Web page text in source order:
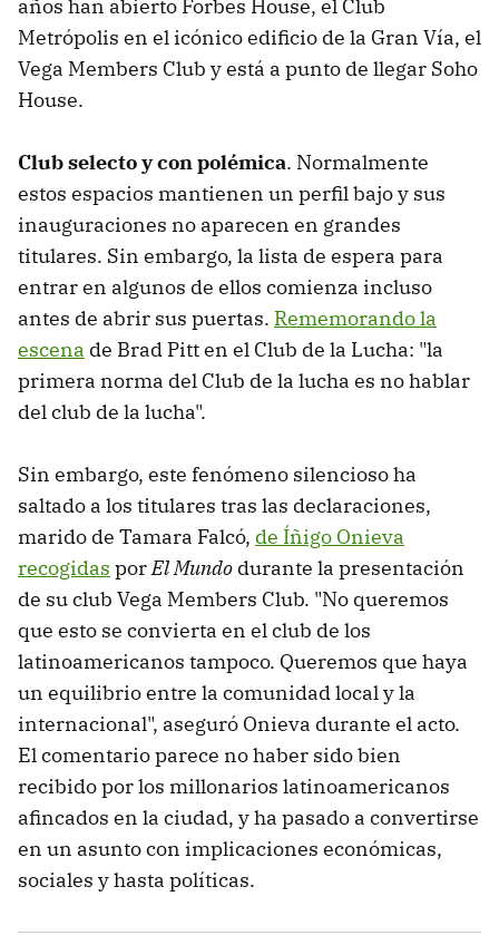
años han abierto Forbes House, el Club
Metrópolis en el icónico edificio de la Gran Vía, el
Vega Members Club y está a punto de llegar Soho
House.
Club selecto y con polémica. Normalmente
estos espacios mantienen un perfil bajo y sus
inauguraciones no aparecen en grandes
titulares. Sin embargo, la lista de espera para
entrar en algunos de ellos comienza incluso
antes de abrir sus puertas. Rememorando la
escena de Brad Pitt en el Club de la Lucha: "la
primera norma del Club de la lucha es no hablar
del club de la lucha".
Sin embargo, este fenómeno silencioso ha
saltado a los titulares tras las declaraciones,
marido de Tamara Falcó, de Íñigo Onieva
recogidas porEl Mundo durante la presentación
de su club Vega Members Club. "No queremos
que esto se convierta en el club de los
latinoamericanos tampoco. Queremos que haya
un equilibrio entre la comunidad local y la
internacional", aseguró Onieva durante el acto.
El comentario parece no haber sido bien
recibido por los millonarios latinoamericanos
afincados en la ciudad, y ha pasado a convertirse
en un asunto con implicaciones económicas,
sociales y hasta políticas.